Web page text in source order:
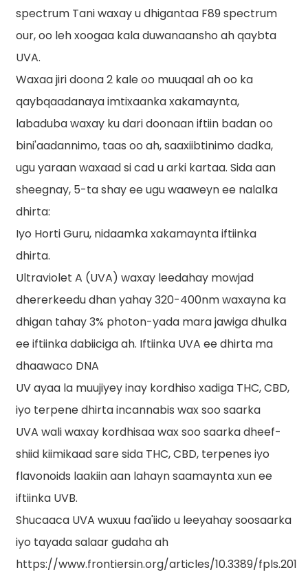
spectrum Tani waxay u dhigantaa F89 spectrum
our, oo leh xoogaa kala duwanaansho ah qaybta
UVA.
Waxaa jiri doona 2 kale oo muuqaal ah oo ka
qaybqaadanaya imtixaanka xakamaynta,
labaduba waxay ku dari doonaan iftiin badan oo
bini'aadannimo, taas oo ah, saaxiibtinimo dadka,
ugu yaraan waxaad si cad u arki kartaa. Sida aan
sheegnay, 5-ta shay ee ugu waaweyn ee nalalka
dhirta:
Iyo Horti Guru, nidaamka xakamaynta iftiinka
dhirta.
Ultraviolet A (UVA) waxay leedahay mowjad
dhererkeedu dhan yahay 320-400nm waxayna ka
dhigan tahay 3% photon-yada mara jawiga dhulka
ee iftiinka dabiiciga ah. Iftiinka UVA ee dhirta ma
dhaawaco DNA
UV ayaa la muujiyey inay kordhiso xadiga THC, CBD,
iyo terpene dhirta incannabis wax soo saarka
UVA wali waxay kordhisaa wax soo saarka dheef-
shiid kiimikaad sare sida THC, CBD, terpenes iyo
flavonoids laakiin aan lahayn saamaynta xun ee
iftiinka UVB.
Shucaaca UVA wuxuu faa'iido u leeyahay soosaarka
iyo tayada salaar gudaha ah
https://www.frontiersin.org/articles/10.3389/